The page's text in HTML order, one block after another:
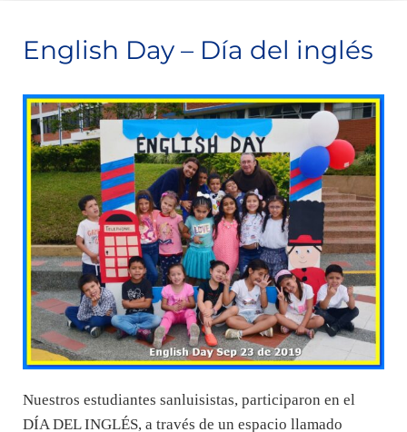
English Day – Día del inglés
Nuestros estudiantes sanluisistas, participaron en el
DÍA DEL INGLÉS, a través de un espacio llamado